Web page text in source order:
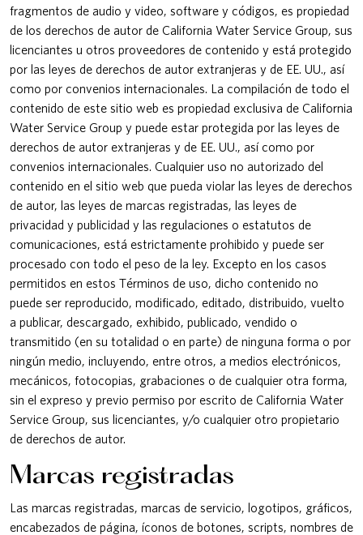
fragmentos de audio y video, software y códigos, es propiedad
de los derechos de autor de California Water Service Group, sus
licenciantes u otros proveedores de contenido y está protegido
por las leyes de derechos de autor extranjeras y de EE. UU., así
como por convenios internacionales. La compilación de todo el
contenido de este sitio web es propiedad exclusiva de California
Water Service Group y puede estar protegida por las leyes de
derechos de autor extranjeras y de EE. UU., así como por
convenios internacionales. Cualquier uso no autorizado del
contenido en el sitio web que pueda violar las leyes de derechos
de autor, las leyes de marcas registradas, las leyes de
privacidad y publicidad y las regulaciones o estatutos de
comunicaciones, está estrictamente prohibido y puede ser
procesado con todo el peso de la ley. Excepto en los casos
permitidos en estos Términos de uso, dicho contenido no
puede ser reproducido, modificado, editado, distribuido, vuelto
a publicar, descargado, exhibido, publicado, vendido o
transmitido (en su totalidad o en parte) de ninguna forma o por
ningún medio, incluyendo, entre otros, a medios electrónicos,
mecánicos, fotocopias, grabaciones o de cualquier otra forma,
sin el expreso y previo permiso por escrito de California Water
Service Group, sus licenciantes, y/o cualquier otro propietario
de derechos de autor.
Marcas registradas
Las marcas registradas, marcas de servicio, logotipos, gráficos,
encabezados de página, íconos de botones, scripts, nombres de